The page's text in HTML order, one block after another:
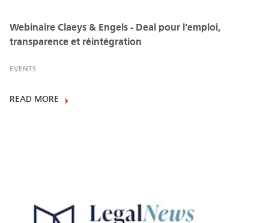
Webinaire Claeys & Engels - Deal pour l’emploi,
transparence et réintégration
EVENTS
READ MORE